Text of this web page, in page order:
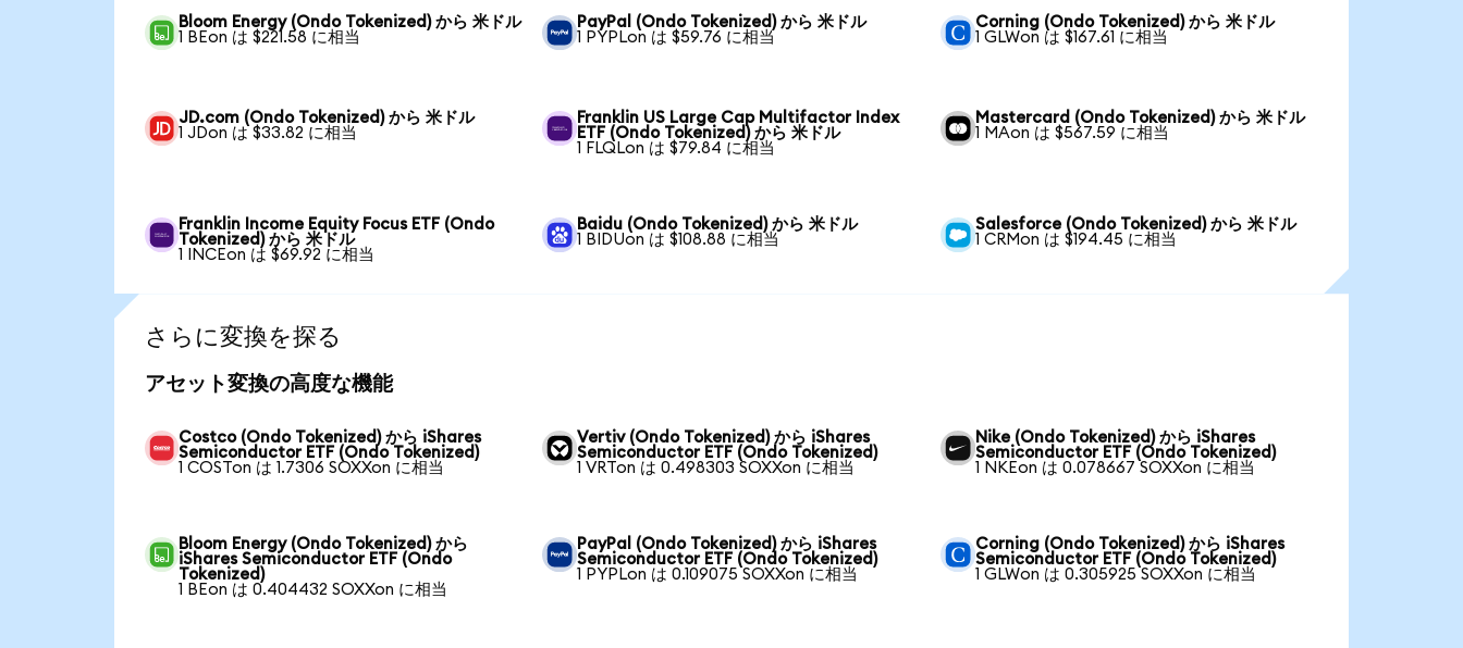
Bloom Energy (Ondo Tokenized) から 米ドル
1 BEon は $221.58 に相当
PayPal (Ondo Tokenized) から 米ドル
1 PYPLon は $59.76 に相当
Corning (Ondo Tokenized) から 米ドル
1 GLWon は $167.61 に相当
JD.com (Ondo Tokenized) から 米ドル
1 JDon は $33.82 に相当
Franklin US Large Cap Multifactor Index
ETF (Ondo Tokenized) から 米ドル
1 FLQLon は $79.84 に相当
Mastercard (Ondo Tokenized) から 米ドル
1 MAon は $567.59 に相当
Franklin Income Equity Focus ETF (Ondo
Tokenized) から 米ドル
1 INCEon は $69.92 に相当
Baidu (Ondo Tokenized) から 米ドル
1 BIDUon は $108.88 に相当
Salesforce (Ondo Tokenized) から 米ドル
1 CRMon は $194.45 に相当
さらに変換を探る
アセット変換の高度な機能
Costco (Ondo Tokenized) から iShares
Semiconductor ETF (Ondo Tokenized)
1 COSTon は 1.7306 SOXXon に相当
Vertiv (Ondo Tokenized) から iShares
Semiconductor ETF (Ondo Tokenized)
1 VRTon は 0.498303 SOXXon に相当
Nike (Ondo Tokenized) から iShares
Semiconductor ETF (Ondo Tokenized)
1 NKEon は 0.078667 SOXXon に相当
Bloom Energy (Ondo Tokenized) から
iShares Semiconductor ETF (Ondo
Tokenized)
1 BEon は 0.404432 SOXXon に相当
PayPal (Ondo Tokenized) から iShares
Semiconductor ETF (Ondo Tokenized)
1 PYPLon は 0.109075 SOXXon に相当
Corning (Ondo Tokenized) から iShares
Semiconductor ETF (Ondo Tokenized)
1 GLWon は 0.305925 SOXXon に相当